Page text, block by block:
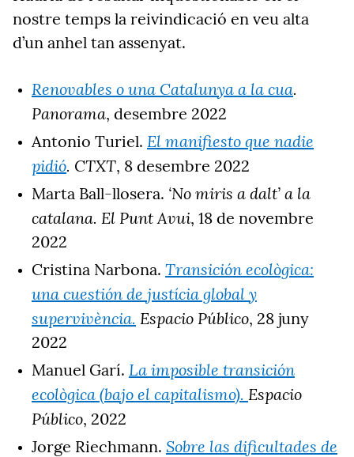
nostre temps la reivindicació en veu alta
d’un anhel tan assenyat.
Renovables o una Catalunya a la cua.
Panorama, desembre 2022
Antonio Turiel. El manifiesto que nadie
pidió. CTXT, 8 desembre 2022
Marta Ball-llosera. ‘No miris a dalt’ a la
catalana. El Punt Avui, 18 de novembre
2022
Cristina Narbona. Transición ecològica:
una cuestión de justícia global y
supervivència. Espacio Público, 28 juny
2022
Manuel Garí. La imposible transición
ecològica (bajo el capitalismo). Espacio
Público, 2022
Jorge Riechmann. Sobre las dificultades de